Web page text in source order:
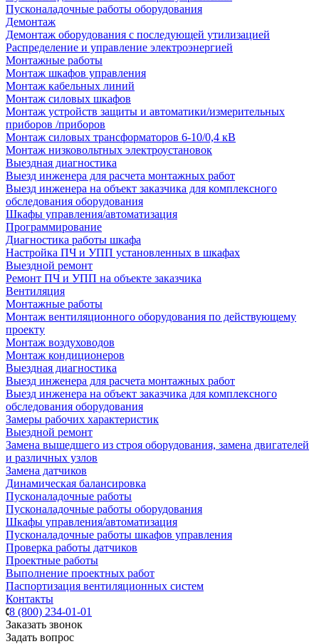
Пусконаладочные работы оборудования
Демонтаж
Демонтаж оборудования с последующей утилизацией
Распределение и управление электроэнергией
Монтажные работы
Монтаж шкафов управления
Монтаж кабельных линий
Монтаж силовых шкафов
Монтаж устройств защиты и автоматики/измерительных
приборов /приборов
Монтаж силовых трансформаторов 6-10/0,4 кВ
Монтаж низковольтных электроустановок
Выездная диагностика
Выезд инженера для расчета монтажных работ
Выезд инженера на объект заказчика для комплексного
обследования оборудования
Шкафы управления/автоматизация
Программирование
Диагностика работы шкафа
Настройка ПЧ и УПП установленных в шкафах
Выездной ремонт
Ремонт ПЧ и УПП на объекте заказчика
Вентиляция
Монтажные работы
Монтаж вентиляционного оборудования по действующему
проекту
Монтаж воздуховодов
Монтаж кондиционеров
Выездная диагностика
Выезд инженера для расчета монтажных работ
Выезд инженера на объект заказчика для комплексного
обследования оборудования
Замеры рабочих характеристик
Выездной ремонт
Замена вышедшего из строя оборудования, замена двигателей
и различных узлов
Замена датчиков
Динамическая балансировка
Пусконаладочные работы
Пусконаладочные работы оборудования
Шкафы управления/автоматизация
Пусконаладочные работы шкафов управления
Проверка работы датчиков
Проектные работы
Выполнение проектных работ
Паспортизация вентиляционных систем
Контакты
8 (800) 234-01-01
Заказать звонок
Задать вопрос